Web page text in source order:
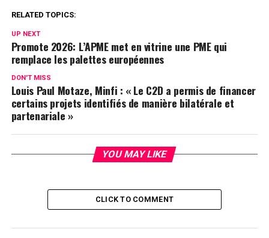
RELATED TOPICS:
UP NEXT
Promote 2026: L’APME met en vitrine une PME qui
remplace les palettes européennes
DON'T MISS
Louis Paul Motaze, Minfi : « Le C2D a permis de financer
certains projets identifiés de manière bilatérale et
partenariale »
YOU MAY LIKE
CLICK TO COMMENT